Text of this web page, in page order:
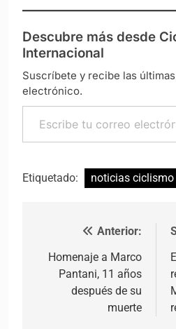
Descubre más desde
Internacional
Suscríbete y recibe las
electrónico.
Escribe tu correo
Etiquetado: noticias ciclismo
Navegación de
Anterior:
Homenaje a Marco
Pantani, 11 años
después de su
muerte